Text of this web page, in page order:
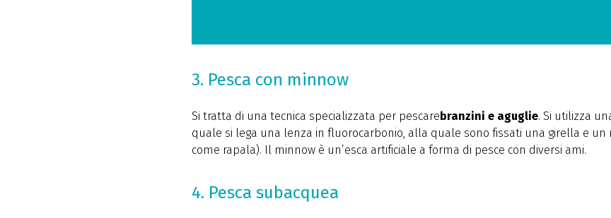
3. Pesca con minnow
Si tratta di una tecnica specializzata per pescarebranzini e aguglie. Si utilizza
quale si lega una lenza in fluorocarbonio, alla quale sono fissati una girella e un
come rapala). Il minnow è un’esca artificiale a forma di pesce con diversi ami.
4. Pesca subacquea